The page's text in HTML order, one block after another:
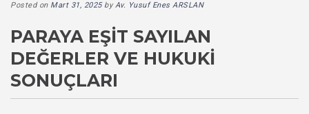
Posted on Mart 31, 2025byAv. Yusuf Enes ARSLAN
PARAYA EŞIT SAYILAN
DEĞERLER VE HUKUKI
SONUÇLARI